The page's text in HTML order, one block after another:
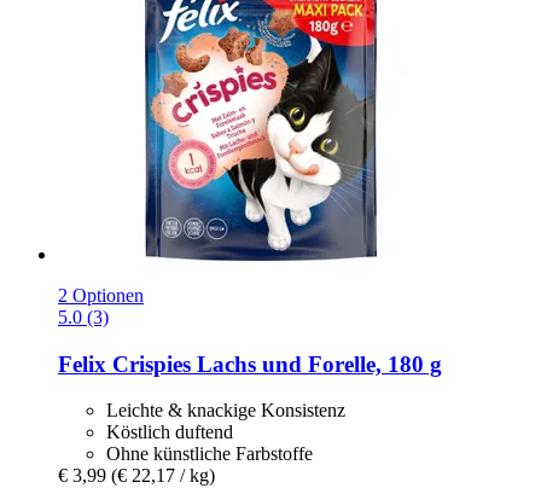
2 Optionen
5.0 (3)
Felix Crispies Lachs und Forelle, 180 g
Leichte & knackige Konsistenz
Köstlich duftend
Ohne künstliche Farbstoffe
€ 3,99 (€ 22,17 / kg)